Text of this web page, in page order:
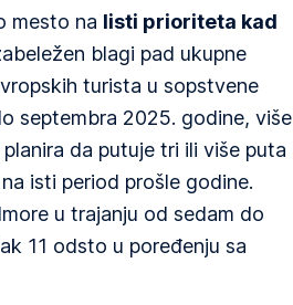
mesto na listi prioriteta kad
blagi pad ukupne
turista u sopstvene
septembra 2025. godine, više
da putuje tri ili više puta
isti period prošle godine.
u trajanju od sedam do
11 odsto u poređenju sa